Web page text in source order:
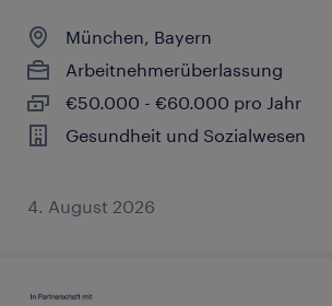
München, Bayern
Arbeitnehmerüberlassung
€50.000 - €60.000 pro Jahr
Gesundheit und Sozialwesen
4. August 2026